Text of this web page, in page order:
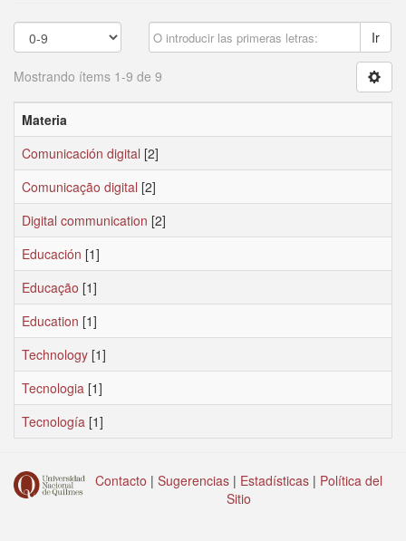
Ir
Mostrando ítems 1-9 de 9
Materia
Comunicación digital [2]
Comunicação digital [2]
Digital communication [2]
Educación [1]
Educação [1]
Education [1]
Technology [1]
Tecnologia [1]
Tecnología [1]
Contacto | Sugerencias | Estadísticas | Política del
Sitio